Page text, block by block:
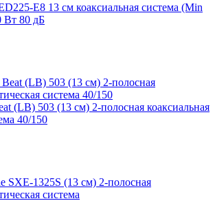
E8 13 см коаксиальная система (Min
Вт 80 дБ
(LB) 503 (13 см) 2-полосная коаксиальная
40/150